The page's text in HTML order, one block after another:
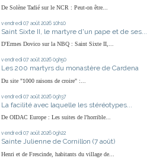
De Solène Tadié sur le NCR : Peut-on être...
vendredi 07 août 2026 10h10
Saint Sixte II, le martyre d'un pape et de ses...
D'Ermes Dovico sur la NBQ : Saint Sixte II,...
vendredi 07 août 2026 09h50
Les 200 martyrs du monastère de Cardena
Du site "1000 raisons de croire" :...
vendredi 07 août 2026 09h37
La facilité avec laquelle les stéréotypes...
De OIDAC Europe : Les suites de l'horrible...
vendredi 07 août 2026 09h22
Sainte Julienne de Cornillon (7 août)
Henri et de Frescinde, habitants du village de...